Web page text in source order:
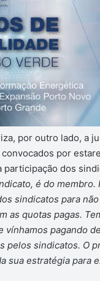
por outro lado, a
por
dos
é do membro.
sindicatos para
as quotas pagas.
vínhamos pagando
pelos sindicatos. O
sua estratégia para